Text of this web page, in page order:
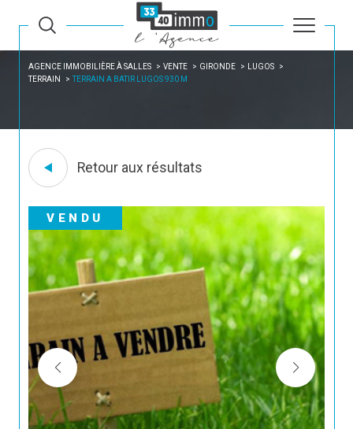
AGENCE IMMOBILIÈRE À SALLES VENTE GIRONDE
LUGOS
TERRAIN
TERRAIN A BATIR LUGOS 930 M
Retour aux résultats
VENDU